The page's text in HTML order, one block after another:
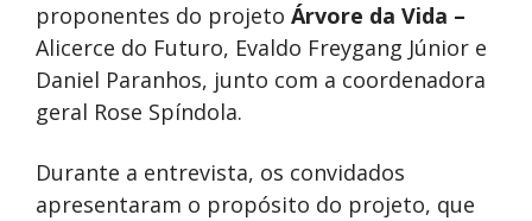
proponentes do projeto Árvore da Vida –
Alicerce do Futuro, Evaldo Freygang Júnior e
Daniel Paranhos, junto com a coordenadora
geral Rose Spíndola.
Durante a entrevista, os convidados
apresentaram o propósito do projeto, que